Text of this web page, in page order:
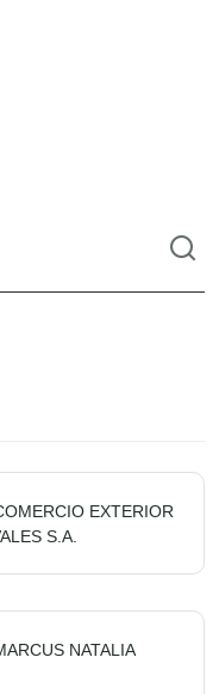
EXTERIOR
S.A.
NATALIA